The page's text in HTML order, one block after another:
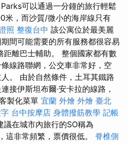
Parks可以通過一分鐘的旅行輕鬆
米，而沙質/微小的海岸線只有
照 整復台中 該公寓位於最美麗
間可能需要的所有服務都很容易
離巴士輔助。 整個國家都有數
線路聯網，公交車非常好，空
。 由於自然條件，土耳其鐵路
接伊斯坦布爾·安卡拉的線路，
製化菜單 宜蘭 外燴 外燴 臺北
台中按摩店 身體撥筋教學 記帳
議在城市內旅行的SO稱為
這非常頻繁，票價很低。 脊椎側